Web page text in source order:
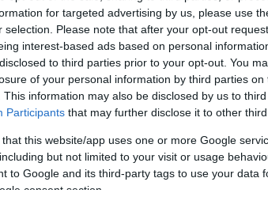
for targeted advertising by us, please use
selection. Please note that after your opt-out
interest-based ads based on personal
to third parties prior to your opt-out. You
of your personal information by third parties on
This information may also be disclosed by us to
Participants that may further disclose it to other third
that this website/app uses one or more Google
but not limited to your visit or usage
to Google and its third-party tags to use your data
consent section.